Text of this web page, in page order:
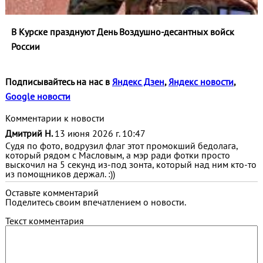
В Курске празднуют День Воздушно-десантных войск
России
Подписывайтесь на нас в Яндекс Дзен, Яндекс новости,
Google новости
Комментарии к новости
Дмитрий Н.13 июня 2026 г. 10:47
Судя по фото, водрузил флаг этот промокший бедолага,
который рядом с Масловым, а мэр ради фотки просто
выскочил на 5 секунд из-под зонта, который над ним кто-то
из помощников держал. :))
Оставьте комментарий
Поделитесь своим впечатлением о новости.
Текст комментария